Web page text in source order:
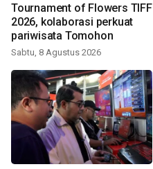
Tournament of Flowers TIFF
2026, kolaborasi perkuat
pariwisata Tomohon
Sabtu, 8 Agustus 2026